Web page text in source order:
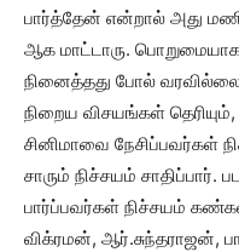
பார்த்தேன் என்றால் அது
ஆக மாட்டாரு.
நினைத்தது போல்
நிறைய விசயங்கள்
சினிமாவை நேசிப்பவர்கள்
சாரும் நிச்சயம் சாதிப்பார்.
பார்ப்பவர்கள் நிச்சயம்
விக்ரமன், ஆர்.சுந்தராஜன்,